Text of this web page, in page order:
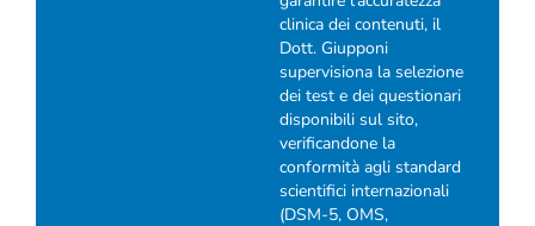
clinica dei contenuti, il
Dott. Giupponi
supervisiona la selezione
dei test e dei questionari
disponibili sul sito,
verificandone la
conformità agli standard
scientifici internazionali
(DSM-5, OMS,